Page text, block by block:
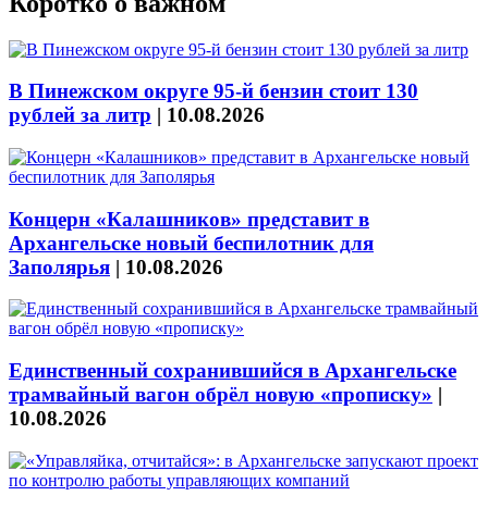
В Пинежском округе 95-й бензин стоит 130
рублей за литр | 10.08.2026
Концерн «Калашников» представит в
Архангельске новый беспилотник для
Заполярья | 10.08.2026
Единственный сохранившийся в Архангельске
трамвайный вагон обрёл новую «прописку» |
10.08.2026